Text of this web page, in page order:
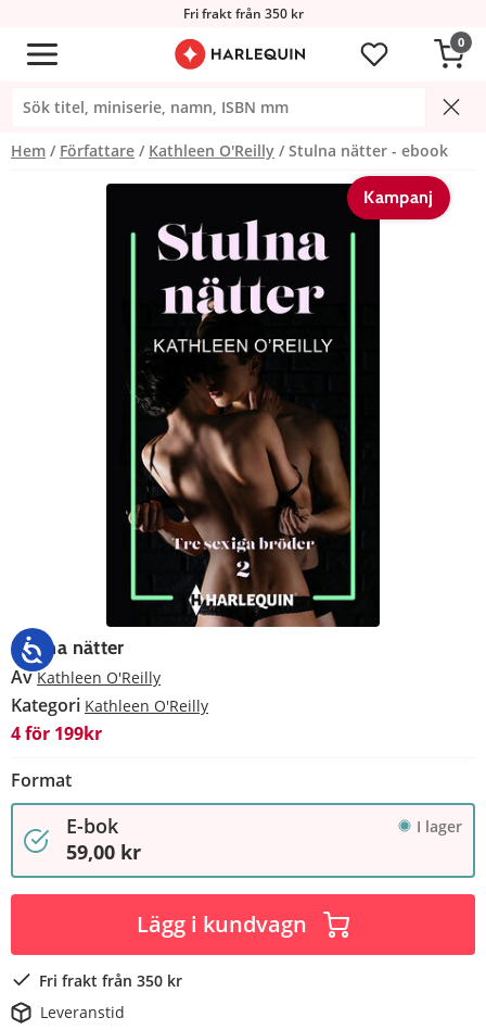
Fri frakt från 350 kr
0
Hem Författare Kathleen O'Reilly Stulna nätter - ebook
Kampanj
Stulna nätter
AvKathleen O'Reilly
Kategori Kathleen O'Reilly
4 för 199kr
Format
E-bok I lager
59,00 kr
Lägg i kundvagn
Fri frakt från 350 kr
Leveranstid